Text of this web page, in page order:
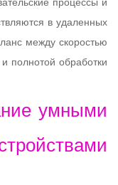
в удаленных
между скоростью
полнотой обработки.
умными